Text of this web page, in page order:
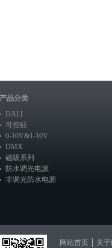
产品分类
DALI
可控硅
0-10V&1-10V
DMX
磁吸系列
防水调光电源
非调光防水电源
网站首页 关